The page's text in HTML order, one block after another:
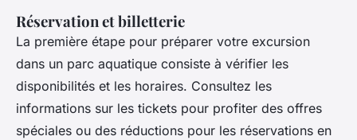
Réservation et billetterie
La première étape pour préparer votre excursion
dans un parc aquatique consiste à vérifier les
disponibilités et les horaires. Consultez les
informations sur les tickets pour profiter des offres
spéciales ou des réductions pour les réservations en